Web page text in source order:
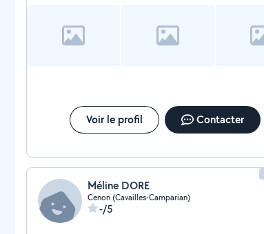
Voir le profil Contacter
Méline DORE
Cenon (Cavailles-Camparian)
-/5